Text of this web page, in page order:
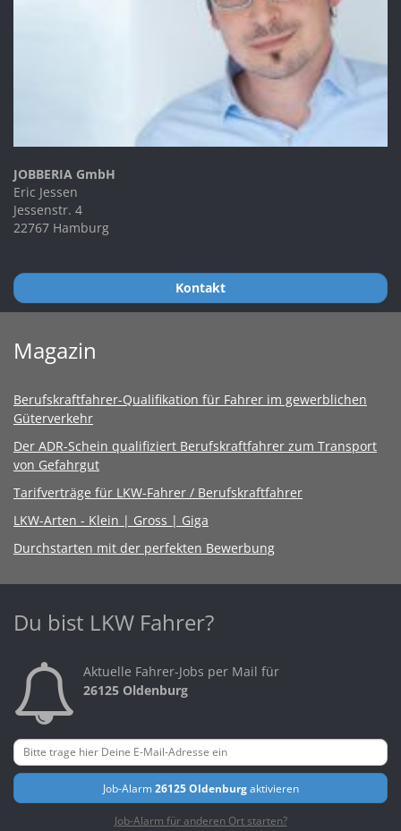
JOBBERIA GmbH
Eric Jessen
Jessenstr. 4
22767 Hamburg
Kontakt
Magazin
Berufskraftfahrer-Qualifikation für Fahrer im gewerblichen
Güterverkehr
Der ADR-Schein qualifiziert Berufskraftfahrer zum Transport
von Gefahrgut
Tarifverträge für LKW-Fahrer / Berufskraftfahrer
LKW-Arten - Klein | Gross | Giga
Durchstarten mit der perfekten Bewerbung
Du bist LKW Fahrer?
Aktuelle Fahrer-Jobs per Mail für
26125 Oldenburg
Job-Alarm26125 Oldenburgaktivieren
Job-Alarm für anderen Ort starten?